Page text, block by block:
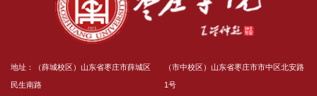
地址：（薛城校区）山东省枣庄市薛城区
民生南路
（市中校区）山东省枣庄市市中区北安路
1号